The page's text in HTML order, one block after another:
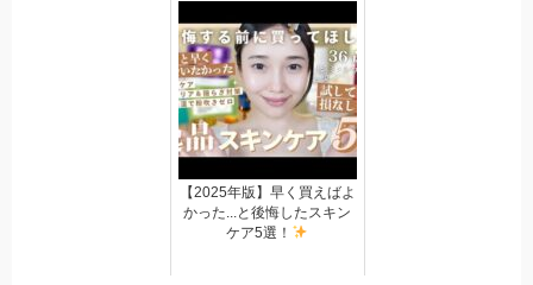
【2025年版】早く買えばよ
かった...と後悔したスキン
ケア5選！